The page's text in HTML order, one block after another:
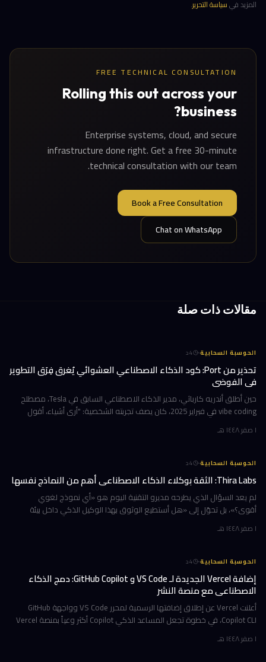
المزيد فيسياسة التحرير.
FREE TECHNICAL CONSULTATION
Rolling this out across your
business?
Enterprise systems, cloud, and secure
infrastructure done right. Get a free 30-minute
technical consultation with our team.
Book a Free Consultation
Chat on WhatsApp
مقالات ذات صلة
الحوسبة السحابية·
4د
تحذير من Port: كود الذكاء الاصطناعي العشوائي يُغرق فِرَق التطوير
في الفوضى
حين أطلق أندريه كارباثي، مدير الذكاء الاصطناعي السابق في Tesla، مصطلح
vibe coding في فبراير 2025، كان يصف تجربته الشخصية: "أرى أشياء، أقول
١ صفر ١٤٤٨ هـ
الحوسبة السحابية·
4د
Thira Labs: الثقة بوكلاء الذكاء الاصطناعي أهم من النماذج نفسها
لم يعد السؤال الذي يطرحه مديرو التقنية اليوم هو «أي نموذج لغوي
أقوى؟»، بل تحوّل إلى «هل أستطيع الوثوق بهذا الوكيل الذكي داخل بيئة
١ صفر ١٤٤٨ هـ
الحوسبة السحابية·
4د
إضافة Vercel الجديدة لـ VS Code و GitHub Copilot: دمج الذكاء
الاصطناعي مع منصة النشر
أعلنت Vercel عن إطلاق إضافتها الرسمية لمحرر VS Code وواجهة GitHub
Copilot CLI، في خطوة تجعل المساعد الذكي Copilot أكثر وعياً بمنصة Vercel
١ صفر ١٤٤٨ هـ